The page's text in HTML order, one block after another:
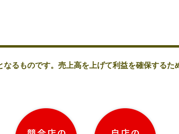
るものです。売上高を上げて利益を確保する